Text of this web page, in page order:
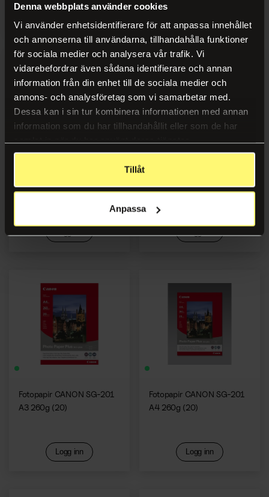
Denna webbplats använder cookies
Vi använder enhetsidentifierare för att anpassa innehållet
och annonserna till användarna, tillhandahålla funktioner
för sociala medier och analysera vår trafik. Vi
vidarebefordrar även sådana identifierare och annan
information från din enhet till de sociala medier och
annons- och analysföretag som vi samarbetar med.
Dessa kan i sin tur kombinera informationen med annan
information som du har tillhandahållit eller som de har
samlat in när du har använt deras tjänster.
Tillåt
Anpassa
Logg inn
Pro Plat A4 (20)
10x15 260g (50)
Fotopapir CANON SG-201
A3 260g (20)
Logg inn
Fotopapir CANON SG-201
A4 260g (20)
Logg inn